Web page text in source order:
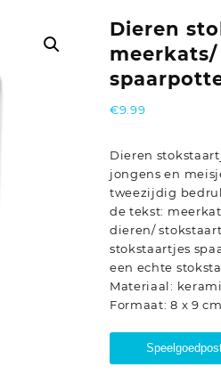
Dieren
€9.99
Dieren
jongens en
tweezijdig
de tekst:
dieren/
stokstaartjes
een echte
Materiaal:
Formaat: 8 x 9